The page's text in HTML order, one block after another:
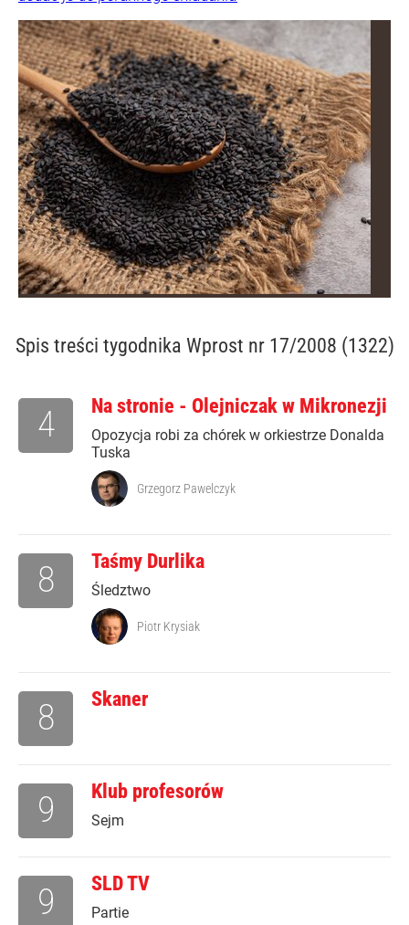
Spis treści tygodnika Wprost nr 17/2008 (1322)
Na stronie - Olejniczak w Mikronezji
Opozycja robi za chórek w orkiestrze Donalda
Tuska
4
Grzegorz Pawelczyk
Taśmy Durlika
Śledztwo
8
Piotr Krysiak
Skaner
8
Klub profesorów
Sejm
9
SLD TV
Partie
9